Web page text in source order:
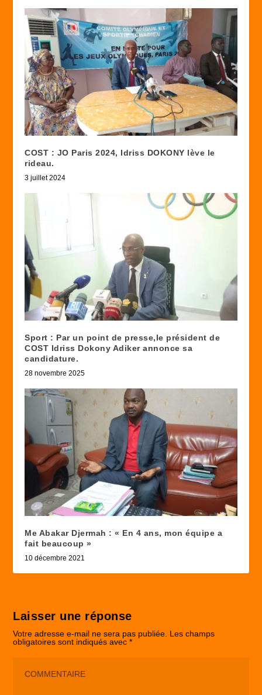
COST : JO Paris 2024, Idriss DOKONY lève le
rideau.
3 juillet 2024
Sport : Par un point de presse,le président de
COST Idriss Dokony Adiker annonce sa
candidature.
28 novembre 2025
Me Abakar Djermah : « En 4 ans, mon équipe a
fait beaucoup »
10 décembre 2021
Laisser une réponse
Votre adresse e-mail ne sera pas publiée. Les champs
obligatoires sont indiqués avec*